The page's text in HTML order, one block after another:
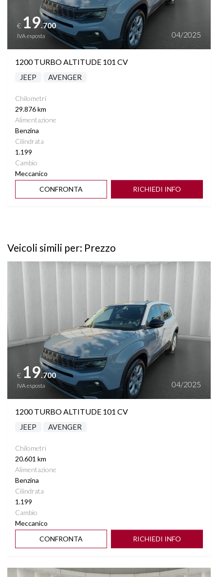
€ 19.700
IVA esposta 04/2025
1200 TURBO ALTITUDE 101 CV
JEEP AVENGER
Chilometri
29.876 km
Alimentazione
Benzina
Cilindrata
1.199
Cambio
Meccanico
CONFRONTA
RICHIEDI INFO
Veicoli simili per: Prezzo
Vedi dettagli
€ 19.700
IVA esposta 04/2025
1200 TURBO ALTITUDE 101 CV
JEEP AVENGER
Chilometri
20.601 km
Alimentazione
Benzina
Cilindrata
1.199
Cambio
Meccanico
CONFRONTA
RICHIEDI INFO
Vedi dettagli